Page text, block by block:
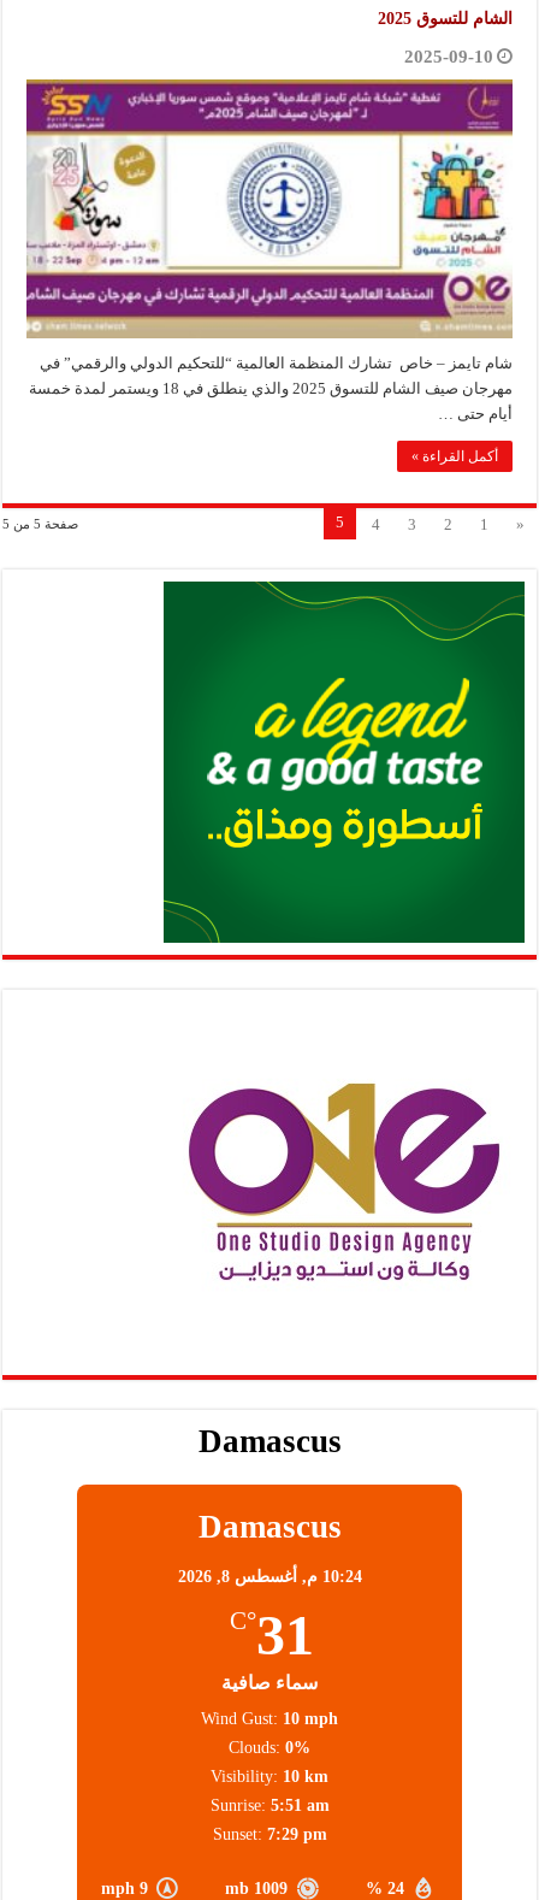
الشام للتسوق 2025
2025-09-10
شام تايمز – خاص تشارك المنظمة العالمية “للتحكيم الدولي والرقمي” في
مهرجان صيف الشام للتسوق 2025 والذي ينطلق في 18 ويستمر لمدة خمسة
أيام حتى …
أكمل القراءة »
صفحة 5 من 5 «
1
2
3
4
5
Damascus
Damascus
10:24 م, أغسطس 8, 2026
31
°C
سماء صافية
24 %
1009 mb
9 mph
Wind Gust: 10 mph
Clouds: 0%
Visibility: 10 km
Sunrise: 5:51 am
Sunset: 7:29 pm